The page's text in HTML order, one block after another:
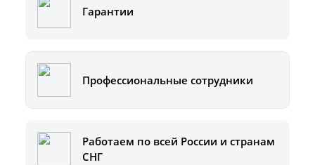
Гарантии
Профессиональные сотрудники
Работаем по всей России и странам
СНГ